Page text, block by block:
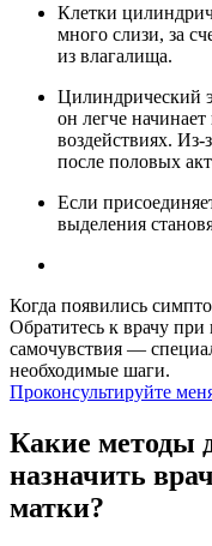
Клетки
много слизи, за
из влагалища.
Цилиндрический
он легче
воздействиях. Из-
после половых
Если
выделения
Когда появились
Обратитесь к врачу
самочувствия —
необходимые шаги.
Проконсультируйте
Какие методы
назначить
матки?